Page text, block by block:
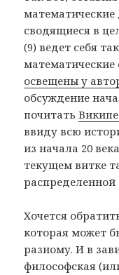
математические
сводящиеся в
(9) ведет себя
освещены у
обсуждение
почитать
ввиду всю
из начала 20
текущем витке
распределенной
Хочется
которая может
разному. И в
философская